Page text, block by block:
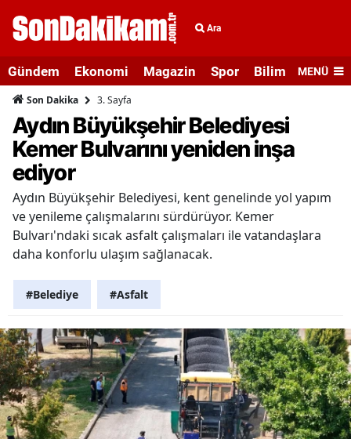
Ara
Gündem Ekonomi Magazin Spor Bilim veMENÜ
Son Dakika 3. Sayfa
Aydın Büyükşehir Belediyesi
Kemer Bulvarını yeniden inşa
ediyor
Aydın Büyükşehir Belediyesi, kent genelinde yol yapım
ve yenileme çalışmalarını sürdürüyor. Kemer
Bulvarı'ndaki sıcak asfalt çalışmaları ile vatandaşlara
daha konforlu ulaşım sağlanacak.
#Belediye #Asfalt